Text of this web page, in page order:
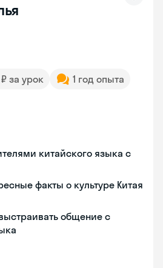
₽ за урок
1 год опыта
китайского языка с
факты о культуре Китая
общение с